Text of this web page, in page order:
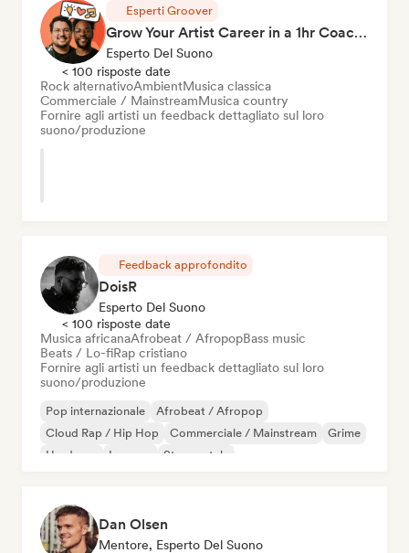
Esperti Groover
Grow Your Artist Career in a 1hr Coaching Session
Esperto Del Suono
< 100 risposte date
Rock alternativoAmbientMusica classica
Commerciale / MainstreamMusica country
Fornire agli artisti un feedback dettagliato sul loro
suono/produzione
Feedback approfondito
DoisR
Esperto Del Suono
< 100 risposte date
Musica africanaAfrobeat / AfropopBass music
Beats / Lo-fiRap cristiano
Fornire agli artisti un feedback dettagliato sul loro
suono/produzione
Pop internazionale
Afrobeat / Afropop
Cloud Rap / Hip Hop
Commerciale / Mainstream
Grime
Hardcore
Iperpop Strumentale
Dan Olsen
Mentore, Esperto Del Suono